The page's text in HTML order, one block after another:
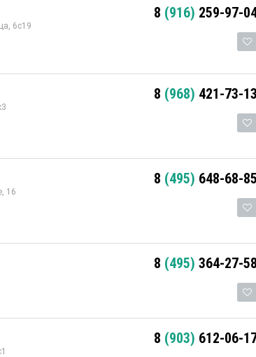
6с19
8 (916) 259-97-
8 (968) 421-73-13
16
8 (495) 648-68-85
8 (495) 364-27-58
8 (903) 612-06-